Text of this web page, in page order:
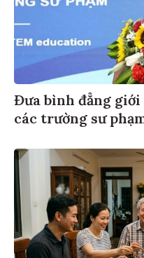
Đưa bình đẳng giới
các trường sư